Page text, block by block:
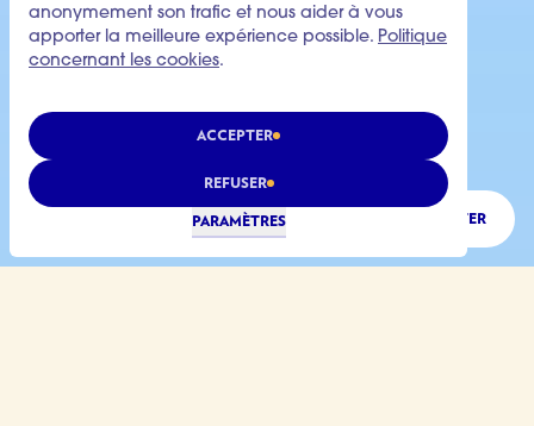
anonymement son trafic et nous aider à vous
apporter la meilleure expérience possible. Politique
concernant les cookies.
ACCEPTER
REFUSER
PARAMÈTRES ÉCOUTER